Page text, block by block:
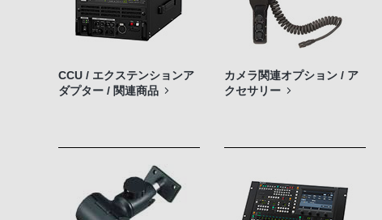
CCU / エクステンションア
ダプター / 関連商品
カメラ関連オプション / ア
クセサリー